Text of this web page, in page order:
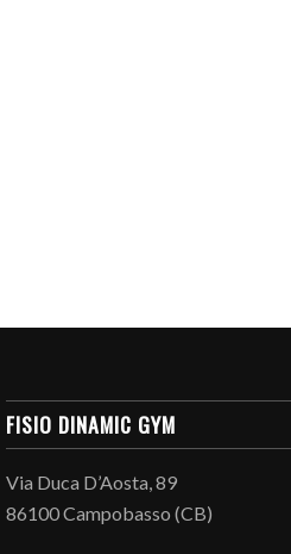
FISIO DINAMIC GYM
Via Duca D’Aosta, 89
86100 Campobasso (CB)